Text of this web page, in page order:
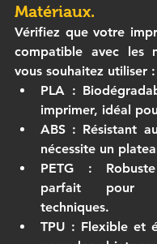
Matériaux.
Vérifiez que votre
compatible avec les
vous souhaitez utiliser :
PLA :
imprimer, idéal
ABS : Résistant
nécessite un
PETG :
parfait pour
techniques.
TPU : Flexible et